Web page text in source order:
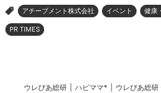
> アチーブメント株式会社 イベント 健康
PR TIMES
ウレぴあ総研 ハピママ* ウレぴあ総